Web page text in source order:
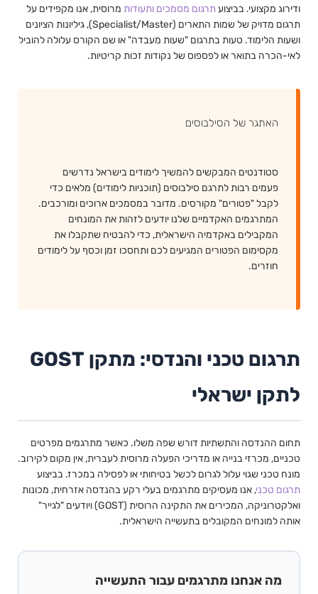
ודירוג מקצועי. בביצוע תרגום מסמכים ותעודות מרוסית, אנו מקפידים על
תרגום מדויק של שמות התארים (Specialist/Master), גיליונות הציונים
ושעות הלימוד. טעות בתרגום "שעות מעבדה" או שם הקורס עלולה להוביל
לאי-הכרה בתואר או לפספוס של נקודות זכות קריטיות.
האתגר של הסילבוסים
סטודנטים המבקשים להמשיך לימודים בישראל נדרשים
פעמים רבות לתרגם סילבוסים (תוכניות לימודים) מלאים כדי
לקבל "פטורים" מקורסים. מדובר במסמכים ארוכים ומורכבים.
המתרגמים האקדמיים שלנו יודעים לזהות את המונחים
המקבילים באקדמיה הישראלית, כדי להבטיח שתקבלו את
מקסימום הפטורים המגיעים לכם ותחסכו זמן וכסף על לימודים
חוזרים.
תרגום טכני והנדסי: מתקן GOST
לתקן ישראלי
תחום ההנדסה והתשתיות דורש שפה משלו. כאשר מתרגמים מפרטים
טכניים, מכרזי בנייה או מדריכי הפעלה מרוסית לעברית, אין מקום לקירוב.
מונח טכני שגוי עלול לגרום לכשל בטיחותי או לפסילה במכרז. בביצוע
תרגום טכני, אנו מעסיקים מתרגמים בעלי רקע בהנדסה אזרחית, מכונות
ואלקטרוניקה, המכירים את התקינה הרוסית (GOST) ויודעים "לגייר"
אותה למונחים המקובלים בתעשייה הישראלית.
מה אנחנו מתרגמים עבור התעשייה